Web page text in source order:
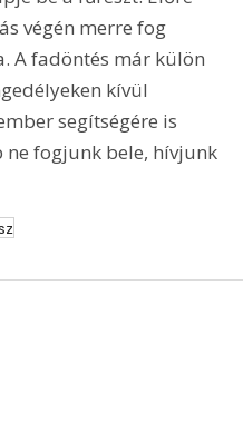
végén merre fog
A fadöntés már külön
kívül
segítségére is
ne fogjunk bele, hívjunk